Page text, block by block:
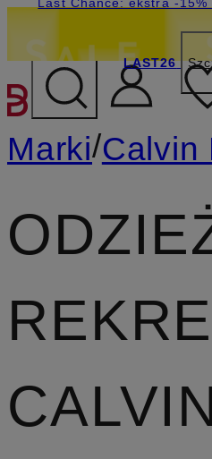
PRZEJDŹ
LAST26
Marki/Calvin